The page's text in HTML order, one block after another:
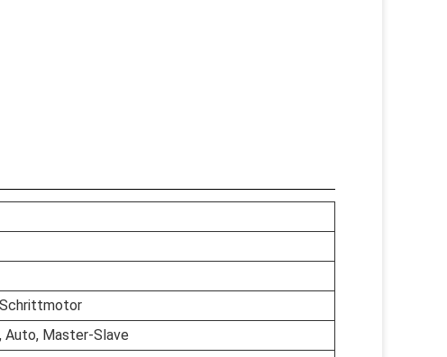
Auto, Master-Slave